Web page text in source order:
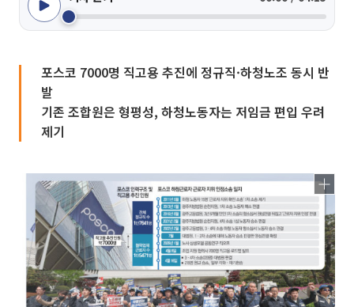
포스코 7000명 직고용 추진에 정규직·하청노조 동시 반
발
기존 조합원은 형평성, 하청노동자는 저임금 편입 우려
제기